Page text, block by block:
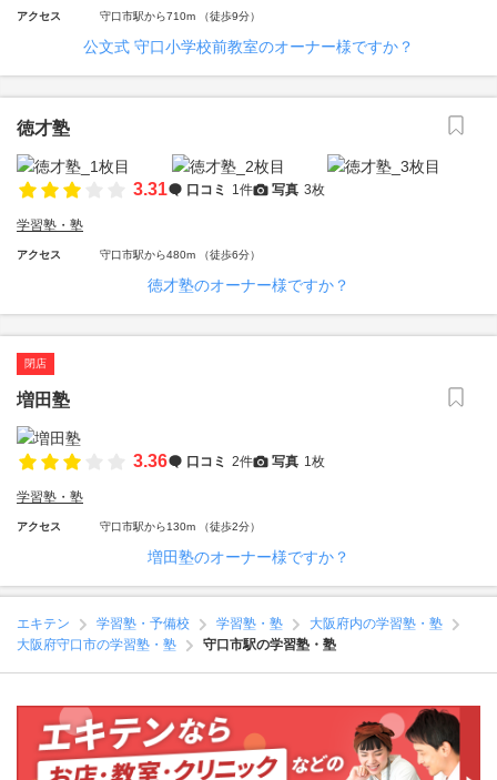
アクセス 守口市駅から710m （徒歩9分）
公文式 守口小学校前教室のオーナー様ですか？
徳才塾
3.31 口コミ 1件 写真 3枚
学習塾・塾
アクセス 守口市駅から480m （徒歩6分）
徳才塾のオーナー様ですか？
閉店
増田塾
3.36 口コミ 2件 写真 1枚
学習塾・塾
アクセス 守口市駅から130m （徒歩2分）
増田塾のオーナー様ですか？
エキテン 学習塾・予備校 学習塾・塾
大阪府内の学習塾・塾
大阪府守口市の学習塾・塾
守口市駅の学習塾・塾